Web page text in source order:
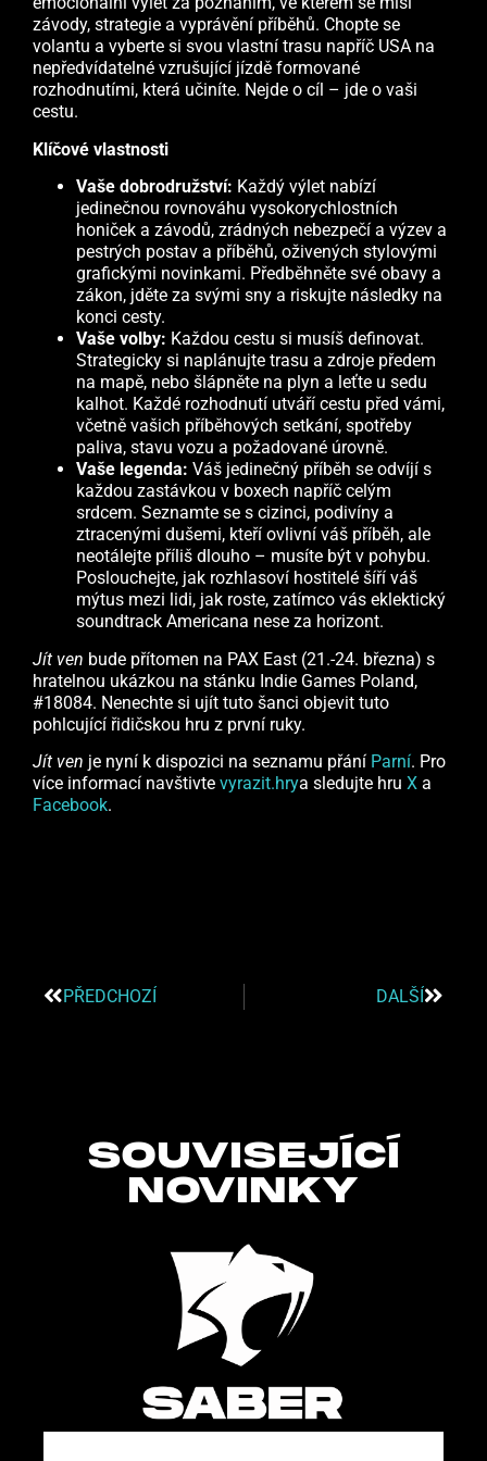
závody, strategie a vyprávění příběhů. Chopte se
volantu a vyberte si svou vlastní trasu napříč USA na
nepředvídatelné vzrušující jízdě formované
rozhodnutími, která učiníte. Nejde o cíl – jde o vaši
cestu.
Klíčové vlastnosti
Vaše dobrodružství: Každý výlet nabízí
jedinečnou rovnováhu vysokorychlostních
honiček a závodů, zrádných nebezpečí a výzev a
pestrých postav a příběhů, oživených stylovými
grafickými novinkami. Předběhněte své obavy a
zákon, jděte za svými sny a riskujte následky na
konci cesty.
Vaše volby: Každou cestu si musíš definovat.
Strategicky si naplánujte trasu a zdroje předem
na mapě, nebo šlápněte na plyn a leťte u sedu
kalhot. Každé rozhodnutí utváří cestu před vámi,
včetně vašich příběhových setkání, spotřeby
paliva, stavu vozu a požadované úrovně.
Vaše legenda: Váš jedinečný příběh se odvíjí s
každou zastávkou v boxech napříč celým
srdcem. Seznamte se s cizinci, podivíny a
ztracenými dušemi, kteří ovlivní váš příběh, ale
neotálejte příliš dlouho – musíte být v pohybu.
Poslouchejte, jak rozhlasoví hostitelé šíří váš
mýtus mezi lidi, jak roste, zatímco vás eklektický
soundtrack Americana nese za horizont.
Jít ven bude přítomen na PAX East (21.-24. března) s
hratelnou ukázkou na stánku Indie Games Poland,
#18084. Nenechte si ujít tuto šanci objevit tuto
pohlcující řidičskou hru z první ruky.
Jít ven je nyní k dispozici na seznamu přání Parní. Pro
více informací navštivte vyrazit.hrya sledujte hru X a
Facebook.
PŘEDCHOZÍ DALŠÍ
SOUVISEJÍCÍ
NOVINKY